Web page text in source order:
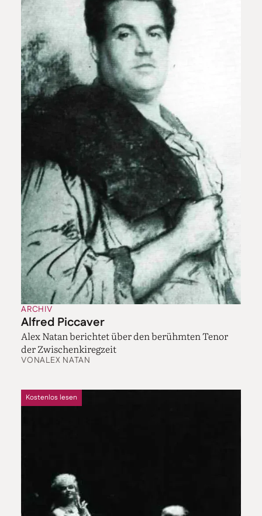
ARCHIV
Alfred Piccaver
Alex Natan berichtet über den berühmten Tenor
der Zwischenkiregzeit
VONALEX NATAN
Kostenlos lesen